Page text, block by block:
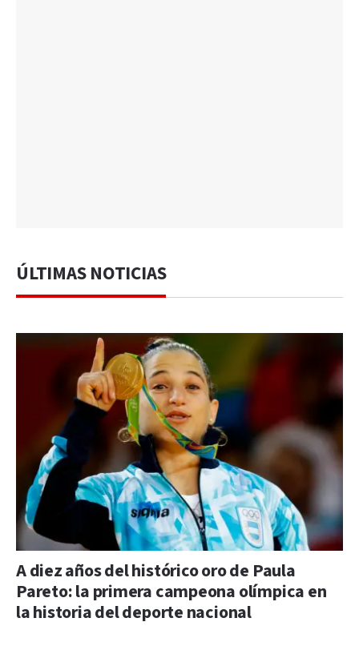
ÚLTIMAS NOTICIAS
A diez años del histórico oro de Paula
Pareto: la primera campeona olímpica en
la historia del deporte nacional